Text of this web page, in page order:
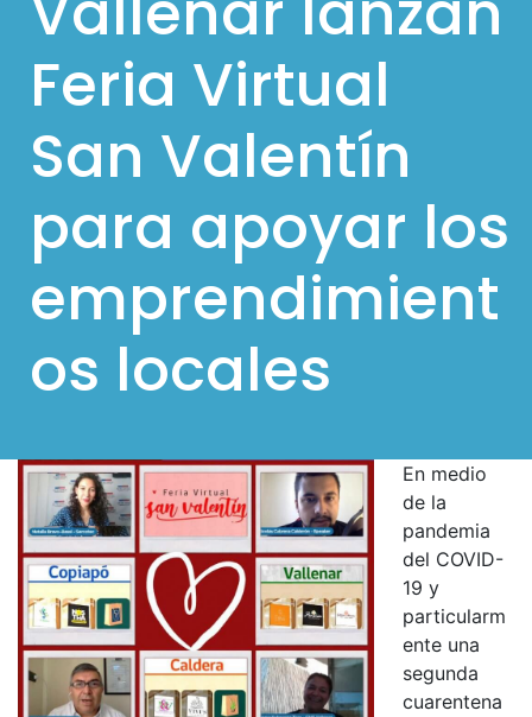
l
ó
v
i
Feria Virtual
San Valentín
para apoyar los
emprendimient
os locales
En medio
de la
pandemia
del COVID-
19 y
particularm
ente una
segunda
cuarentena